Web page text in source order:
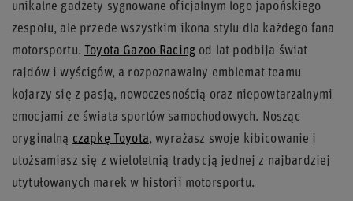
unikalne gadżety sygnowane oficjalnym logo japońskiego
zespołu, ale przede wszystkim ikona stylu dla każdego fana
motorsportu.
Toyota Gazoo Racing od lat podbija świat
rajdów i wyścigów, a rozpoznawalny emblemat teamu
kojarzy się z pasją, nowoczesnością oraz niepowtarzalnymi
emocjami ze świata sportów samochodowych. Nosząc
oryginalną czapkę Toyota, wyrażasz swoje kibicowanie i
utożsamiasz się z wieloletnią tradycją jednej z najbardziej
utytułowanych marek w historii motorsportu.